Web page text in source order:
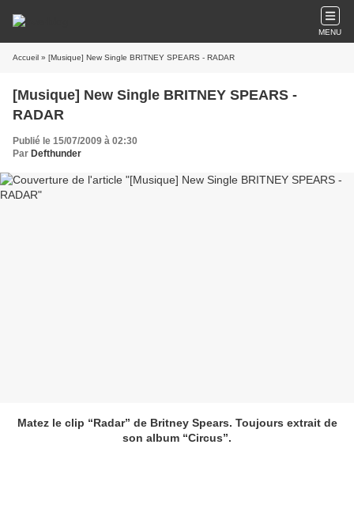
MENU
Accueil » [Musique] New Single BRITNEY SPEARS - RADAR
[Musique] New Single BRITNEY SPEARS -
RADAR
Publié le 15/07/2009 à 02:30
Par Defthunder
Matez le clip “Radar” de Britney Spears. Toujours extrait de
son album “Circus”.